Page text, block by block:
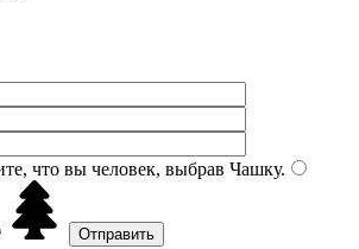
что вы человек, выбрав Чашку.